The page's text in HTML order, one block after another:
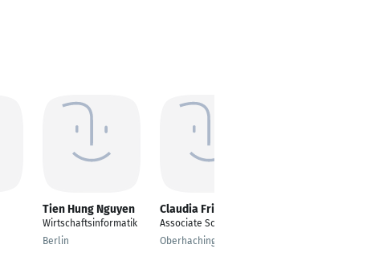
Tien Hung Nguyen
Wirtschaftsinformatik
Berlin
Claudia Friedl
Associate Scientist
Oberhaching